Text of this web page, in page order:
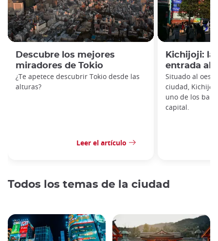
Descubre los mejores
miradores de Tokio
¿Te apetece descubrir Tokio desde las
alturas?
Leer el artículo
Kichijoji: la
entrada al
Situado al
ciudad,
uno de los
capital.
Todos los temas de la ciudad